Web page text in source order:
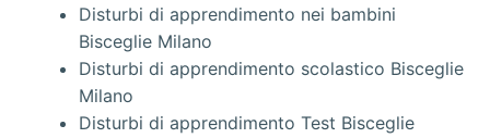
Disturbi di apprendimento nei bambini
Bisceglie Milano
Disturbi di apprendimento scolastico Bisceglie
Milano
Disturbi di apprendimento Test Bisceglie